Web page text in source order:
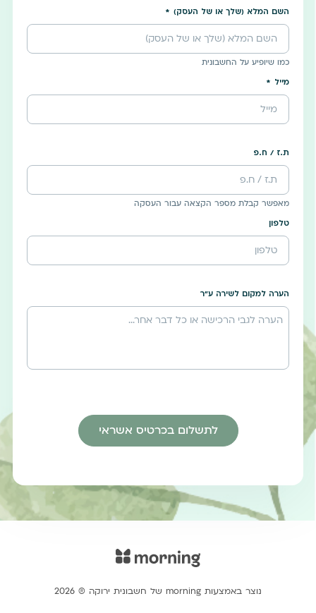
השם המלא (שלך או של העסק)
כמו שיופיע על החשבונית
מייל
ת.ז / ח.פ
מאפשר קבלת מספר הקצאה עבור העסקה
טלפון
הערה למקום לשירה ע"ר
לתשלום בכרטיס אשראי
נוצר באמצעות morning של חשבונית ירוקה ® 2026